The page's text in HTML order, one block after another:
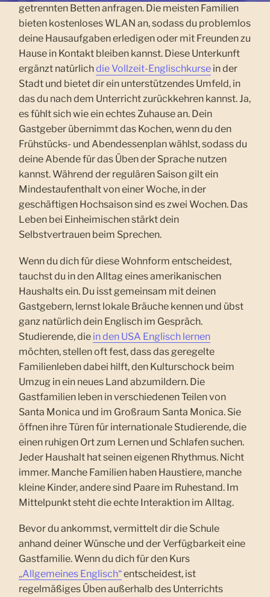
getrennten Betten anfragen. Die meisten Familien
bieten kostenloses WLAN an, sodass du problemlos
deine Hausaufgaben erledigen oder mit Freunden zu
Hause in Kontakt bleiben kannst. Diese Unterkunft
ergänzt natürlichdie Vollzeit-Englischkurse in der
Stadt und bietet dir ein unterstützendes Umfeld, in
das du nach dem Unterricht zurückkehren kannst. Ja,
es fühlt sich wie ein echtes Zuhause an. Dein
Gastgeber übernimmt das Kochen, wenn du den
Frühstücks- und Abendessenplan wählst, sodass du
deine Abende für das Üben der Sprache nutzen
kannst. Während der regulären Saison gilt ein
Mindestaufenthalt von einer Woche, in der
geschäftigen Hochsaison sind es zwei Wochen. Das
Leben bei Einheimischen stärkt dein
Selbstvertrauen beim Sprechen.
Wenn du dich für diese Wohnform entscheidest,
tauchst du in den Alltag eines amerikanischen
Haushalts ein. Du isst gemeinsam mit deinen
Gastgebern, lernst lokale Bräuche kennen und übst
ganz natürlich dein Englisch im Gespräch.
Studierende, die in den USA Englisch lernen
möchten, stellen oft fest, dass das geregelte
Familienleben dabei hilft, den Kulturschock beim
Umzug in ein neues Land abzumildern. Die
Gastfamilien leben in verschiedenen Teilen von
Santa Monica und im Großraum Santa Monica. Sie
öffnen ihre Türen für internationale Studierende, die
einen ruhigen Ort zum Lernen und Schlafen suchen.
Jeder Haushalt hat seinen eigenen Rhythmus. Nicht
immer. Manche Familien haben Haustiere, manche
kleine Kinder, andere sind Paare im Ruhestand. Im
Mittelpunkt steht die echte Interaktion im Alltag.
Bevor du ankommst, vermittelt dir die Schule
anhand deiner Wünsche und der Verfügbarkeit eine
Gastfamilie. Wenn du dich für den Kurs
„Allgemeines Englisch“entscheidest, ist
regelmäßiges Üben außerhalb des Unterrichts